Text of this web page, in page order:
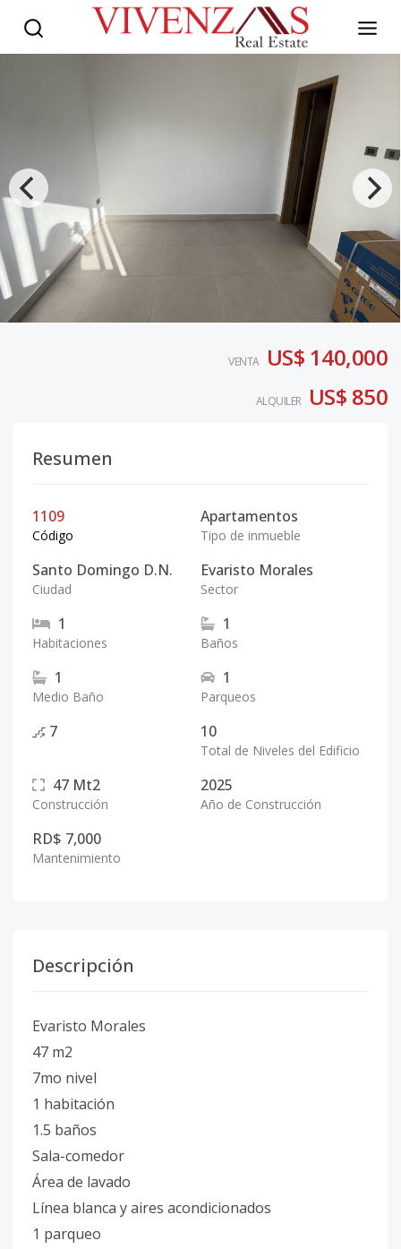
VENTA US$ 140,000
ALQUILER US$ 850
Resumen
1109
Código
Apartamentos
Tipo de inmueble
Santo Domingo D.N.
Ciudad
Evaristo Morales
Sector
1
Habitaciones
1
Baños
1
Medio Baño
1
Parqueos
7 10
Total de Niveles del Edificio
47 Mt2
Construcción
2025
Año de Construcción
RD$ 7,000
Mantenimiento
Descripción
Evaristo Morales
47 m2
7mo nivel
1 habitación
1.5 baños
Sala-comedor
Área de lavado
Línea blanca y aires acondicionados
1 parqueo